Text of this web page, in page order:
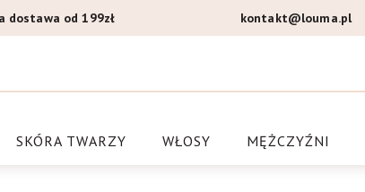
dostawa od 199zł kontakt@louma.pl
SKÓRA TWARZY WŁOSY MĘŻCZYŹNI